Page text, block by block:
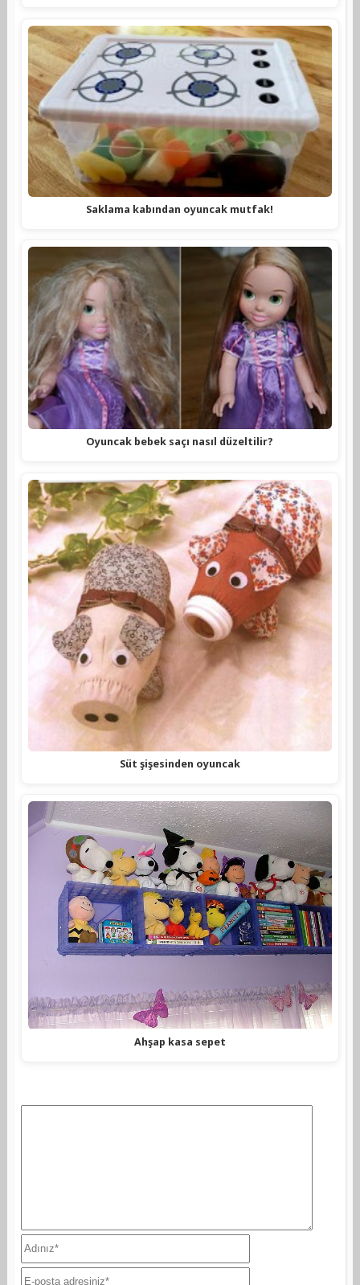
Saklama kabından oyuncak mutfak!
Oyuncak bebek saçı nasıl düzeltilir?
Süt şişesinden oyuncak
Ahşap kasa sepet